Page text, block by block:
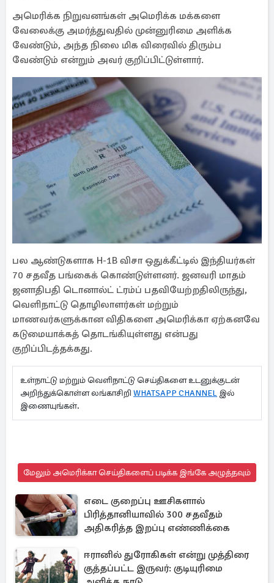
அமெரிக்க நிறுவனங்கள் அமெரிக்க மக்களை
வேலைக்கு அமர்த்துவதில் முன்னுரிமை அளிக்க
வேண்டும், அந்த நிலை மிக விரைவில் திரும்ப
வேண்டும் என்றும் அவர் குறிப்பிட்டுள்ளார்.
பல ஆண்டுகளாக H-1B விசா ஒதுக்கீட்டில் இந்தியர்கள்
70 சதவீத பங்கைக் கொண்டுள்ளனர். ஜனவரி மாதம்
ஜனாதிபதி டொனால்ட் ட்ரம்ப் பதவியேற்றதிலிருந்து,
வெளிநாட்டு தொழிலாளர்கள் மற்றும்
மாணவர்களுக்கான விதிகளை அமெரிக்கா ஏற்கனவே
கடுமையாக்கத் தொடங்கியுள்ளது என்பது
குறிப்பிடத்தக்கது.
உள்நாட்டு மற்றும் வெளிநாட்டு செய்திகளை உடனுக்குடன்
அறிந்துக்கொள்ள லங்காசிறி WHATSAPP CHANNEL இல்
இணையுங்கள்.
மேலும் அமெரிக்கா செய்திகளைப் படிக்க இங்கே அழுத்தவும்
எடை குறைப்பு ஊசிகளால்
பிரித்தானியாவில் 300 சதவீதம்
அதிகரித்த இறப்பு எண்ணிக்கை
ஈரானில் துரோகிகள் என்று முத்திரை
குத்தப்பட்ட இருவர்: குடியுரிமை